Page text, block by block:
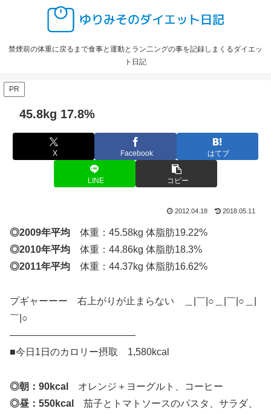
禁煙前の体重に戻るまで食事と運動とラン二ングの事を記録しまくるダイエッ
ト日記
PR
45.8kg 17.8%
X Facebook はてブ
LINE コピー
2012.04.18 2018.05.11
◎2009年平均 体重：45.58kg 体脂肪19.22%
◎2010年平均 体重：44.86kg 体脂肪18.3%
◎2011年平均 体重：44.37kg 体脂肪16.62%
プギャーーー 右上がりが止まらない ＿|￣|○＿|￣|○＿|
￣|○
—————————————
■今日1日のカロリー摂取 1,580kcal
◎朝：90kcal
オレンジ＋ヨーグルト、コーヒー
◎昼：550kcal
茄子とトマトソースのパスタ、サラダ、